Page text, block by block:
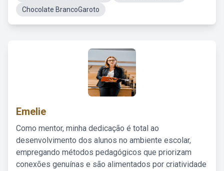
Chocolate BrancoGaroto
Emelie
Como mentor, minha dedicação é total ao
desenvolvimento dos alunos no ambiente escolar,
empregando métodos pedagógicos que priorizam
conexões genuínas e são alimentados por criatividade